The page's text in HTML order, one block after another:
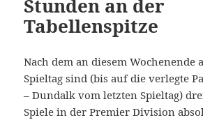
Stunden an der
Tabellenspitze
Nach dem an diesem Wochenende
Spieltag sind (bis auf die verlegte
– Dundalk vom letzten Spieltag)
Spiele in der Premier Division